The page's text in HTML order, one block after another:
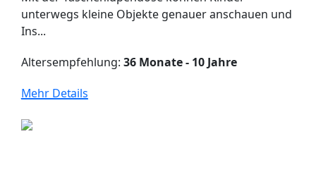
unterwegs kleine Objekte genauer anschauen und
Ins...
Altersempfehlung: 36 Monate - 10 Jahre
Mehr Details